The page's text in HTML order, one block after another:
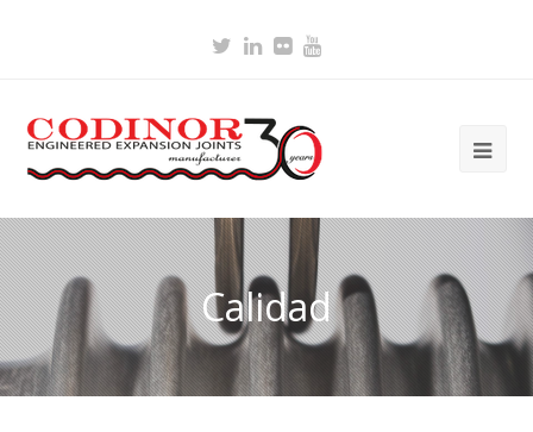
Twitter
LinkedIn
FlickrYoutube
Calidad